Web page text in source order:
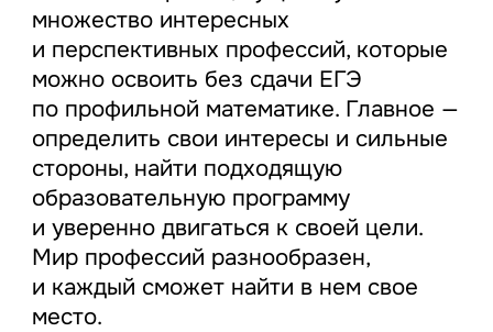
множество интересных
и перспективных профессий, которые
можно освоить без сдачи ЕГЭ
по профильной математике. Главное —
определить свои интересы и сильные
стороны, найти подходящую
образовательную программу
и уверенно двигаться к своей цели.
Мир профессий разнообразен,
и каждый сможет найти в нем свое
место.